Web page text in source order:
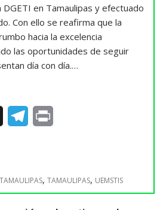
a
m
en Tamaulipas y efectuado
Con ello se reafirma que la
hacia la excelencia
las oportunidades de seguir
día con día.…
e
g
n
t
,TAMAULIPAS, UEMSTIS